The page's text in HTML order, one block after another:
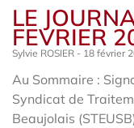
LE
FEVRIER
Sylvie ROSIER 18 février
Au Sommaire :
Syndicat de
Beaujolais